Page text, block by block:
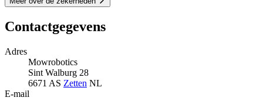
Contactgegevens
Adres
Mowrobotics
Sint Walburg 28
6671 AS Zetten NL
E-mail